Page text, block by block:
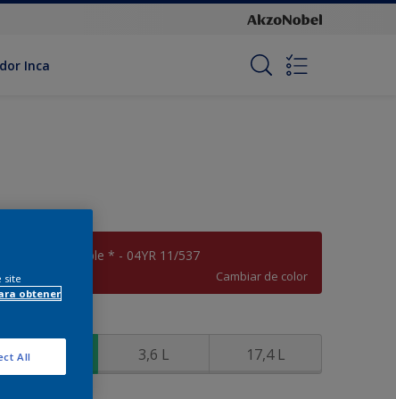
Inca
Oriental Increíble * - 04YR 11/537
Cambiar de color
900 ML 3,6 L 17,4 L
site
obtener
All